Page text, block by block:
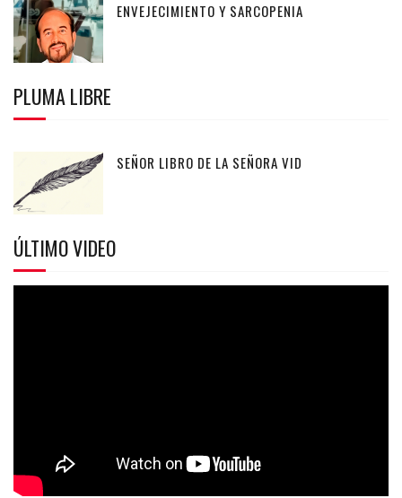
ENVEJECIMIENTO Y SARCOPENIA
PLUMA LIBRE
SEÑOR LIBRO DE LA SEÑORA VID
ÚLTIMO VIDEO